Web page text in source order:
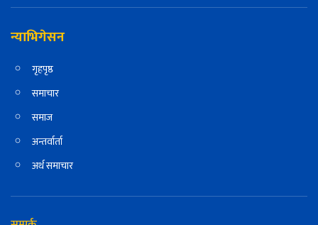
न्याभिगेसन
गृहपृष्ठ
समाचार
समाज
अन्तर्वार्ता
अर्थ समाचार